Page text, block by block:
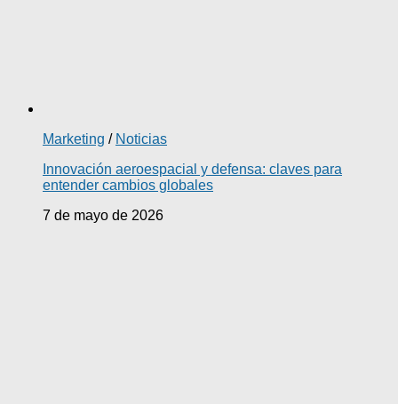
Marketing / Noticias
Innovación aeroespacial y defensa: claves para
entender cambios globales
7 de mayo de 2026